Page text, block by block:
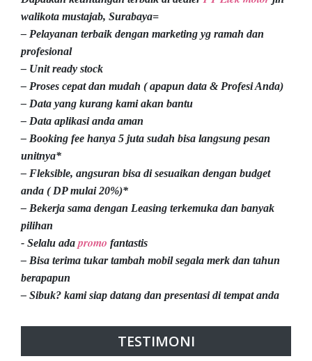
walikota mustajab, Surabaya=
– Pelayanan terbaik dengan marketing yg ramah dan
profesional
– Unit ready stock
– Proses cepat dan mudah ( apapun data & Profesi Anda)
– Data yang kurang kami akan bantu
– Data aplikasi anda aman
– Booking fee hanya 5 juta sudah bisa langsung pesan
unitnya*
– Fleksible, angsuran bisa di sesuaikan dengan budget
anda ( DP mulai 20%)*
– Bekerja sama dengan Leasing terkemuka dan banyak
pilihan
- Selalu ada promo fantastis
– Bisa terima tukar tambah mobil segala merk dan tahun
berapapun
– Sibuk? kami siap datang dan presentasi di tempat anda
TESTIMONI